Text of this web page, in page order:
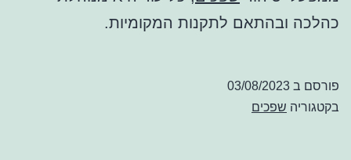
כהלכה ובהתאם לתקנות המקומיות.
פורסם ב 03/08/2023
בקטגוריה שפכים